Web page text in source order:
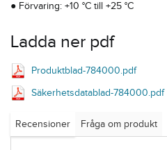
● Förvaring: +10 °C till +25 °C
Ladda ner pdf
Produktblad-784000.pdf
Säkerhetsdatablad-784000.pdf
Recensioner Fråga om produkt